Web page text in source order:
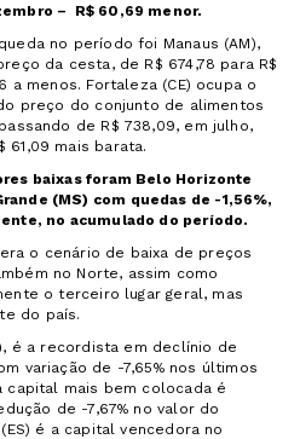
– R$ 60,69 menor.
no período foi Manaus (AM),
da cesta, de R$ 674,78 para R$
a menos. Fortaleza (CE) ocupa o
preço do conjunto de alimentos
de R$ 738,09, em julho,
61,09 mais barata.
baixas foram Belo Horizonte
(MS) com quedas de -1,56%,
no acumulado do período.
o cenário de baixa de preços
no Norte, assim como
o terceiro lugar geral, mas
do país.
é a recordista em declínio de
variação de -7,65% nos últimos
capital mais bem colocada é
de -7,67% no valor do
é a capital vencedora no